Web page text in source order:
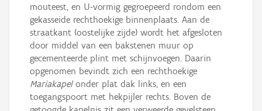
mouteest, en U-vormig gegroepeerd rondom een
gekasseide rechthoekige binnenplaats. Aan de
straatkant (oostelijke zijde) wordt het afgesloten
door middel van een bakstenen muur op
gecementeerde plint met schijnvoegen. Daarin
opgenomen bevindt zich een rechthoekige
Mariakapelonder plat dak links, en een
toegangspoort met hekpijler rechts. Boven de